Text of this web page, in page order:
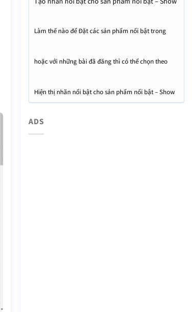
Làm thế nào để Đặt các sản phẩm nổi bật trong
hoặc với những bài đã đăng thì có thể chọn theo
Hiện thị nhãn nổi bật cho sản phẩm nổi bật – Show
“Featured” label for featured product ra trang chủ
ADS